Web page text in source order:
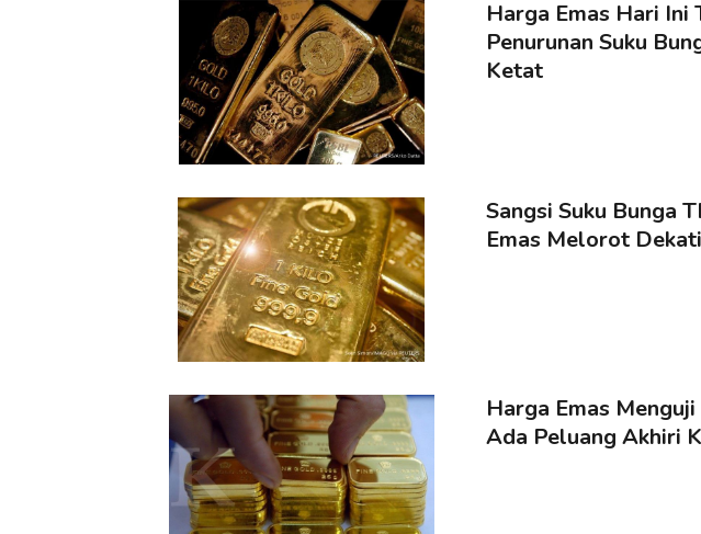
Harga Emas Hari Ini
Penurunan Suku
Ketat
Sangsi Suku Bunga
Emas Melorot
Harga Emas
Ada Peluang Akhiri